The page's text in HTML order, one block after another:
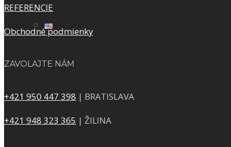
REFERENCIE
Obchodné podmienky
ZAVOLAJTE NÁM
+421 950 447 398 | BRATISLAVA
+421 948 323 365 | ŽILINA